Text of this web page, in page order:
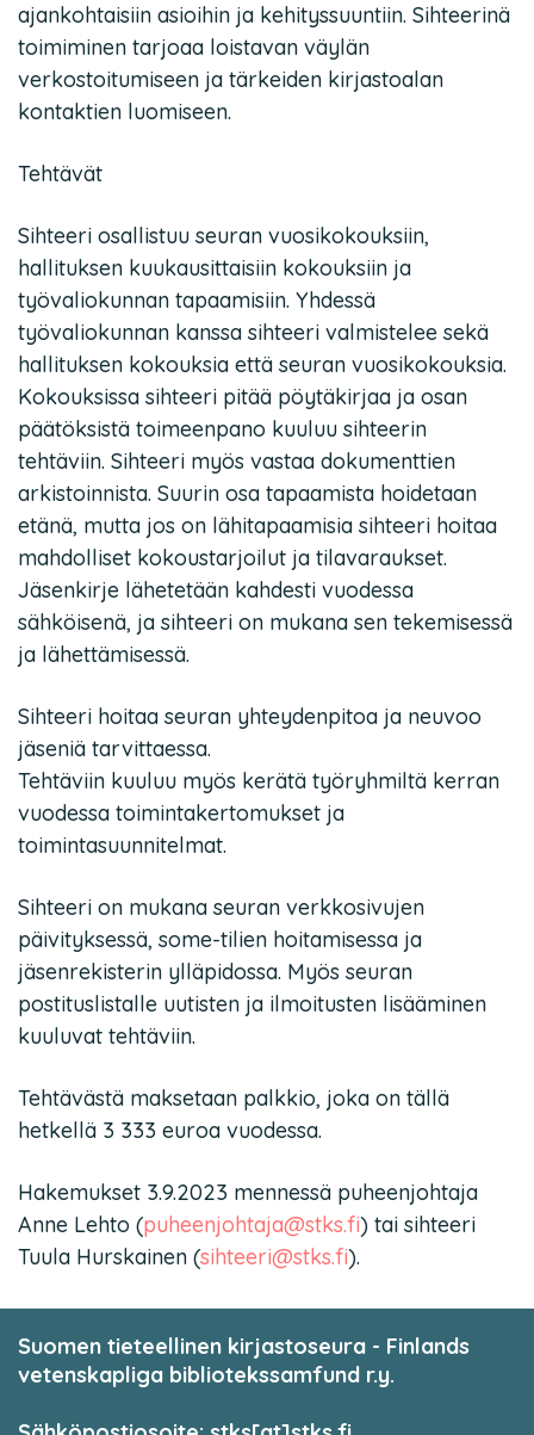
ajankohtaisiin asioihin ja kehityssuuntiin. Sihteerinä
toimiminen tarjoaa loistavan väylän
verkostoitumiseen ja tärkeiden kirjastoalan
kontaktien luomiseen.
Tehtävät
Sihteeri osallistuu seuran vuosikokouksiin,
hallituksen kuukausittaisiin kokouksiin ja
työvaliokunnan tapaamisiin. Yhdessä
työvaliokunnan kanssa sihteeri valmistelee sekä
hallituksen kokouksia että seuran vuosikokouksia.
Kokouksissa sihteeri pitää pöytäkirjaa ja osan
päätöksistä toimeenpano kuuluu sihteerin
tehtäviin. Sihteeri myös vastaa dokumenttien
arkistoinnista. Suurin osa tapaamista hoidetaan
etänä, mutta jos on lähitapaamisia sihteeri hoitaa
mahdolliset kokoustarjoilut ja tilavaraukset.
Jäsenkirje lähetetään kahdesti vuodessa
sähköisenä, ja sihteeri on mukana sen tekemisessä
ja lähettämisessä.
Sihteeri hoitaa seuran yhteydenpitoa ja neuvoo
jäseniä tarvittaessa.
Tehtäviin kuuluu myös kerätä työryhmiltä kerran
vuodessa toimintakertomukset ja
toimintasuunnitelmat.
Sihteeri on mukana seuran verkkosivujen
päivityksessä, some-tilien hoitamisessa ja
jäsenrekisterin ylläpidossa. Myös seuran
postituslistalle uutisten ja ilmoitusten lisääminen
kuuluvat tehtäviin.
Tehtävästä maksetaan palkkio, joka on tällä
hetkellä 3 333 euroa vuodessa.
Hakemukset 3.9.2023 mennessä puheenjohtaja
Anne Lehto (puheenjohtaja@stks.fi) tai sihteeri
Tuula Hurskainen (sihteeri@stks.fi).
Suomen tieteellinen kirjastoseura - Finlands
vetenskapliga bibliotekssamfund r.y.